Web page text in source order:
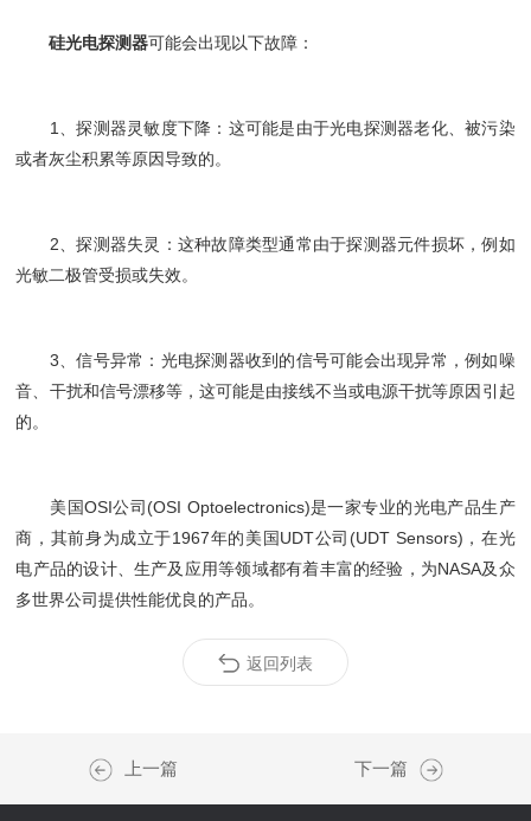
硅光电探测器可能会出现以下故障：
1、探测器灵敏度下降：这可能是由于光电探测器老化、被污染
或者灰尘积累等原因导致的。
2、探测器失灵：这种故障类型通常由于探测器元件损坏，例如
光敏二极管受损或失效。
3、信号异常：光电探测器收到的信号可能会出现异常，例如噪
音、干扰和信号漂移等，这可能是由接线不当或电源干扰等原因引起
的。
美国OSI公司(OSI Optoelectronics)是一家专业的光电产品生产
商，其前身为成立于1967年的美国UDT公司(UDT Sensors)，在光
电产品的设计、生产及应用等领域都有着丰富的经验，为NASA及众
多世界公司提供性能优良的产品。
返回列表
上一篇 下一篇